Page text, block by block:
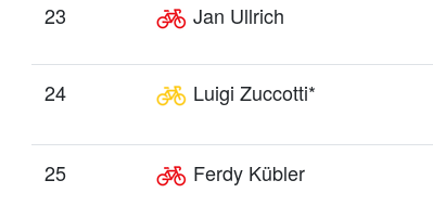
23 Jan Ullrich
24 Luigi Zuccotti*
25 Ferdy Kübler